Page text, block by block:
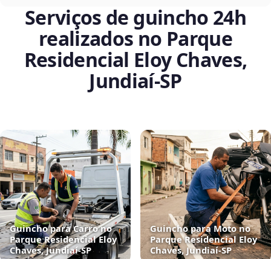
Serviços de guincho 24h
realizados no Parque
Residencial Eloy Chaves,
Jundiaí‑SP
Guincho para Carro no
Parque Residencial Eloy
Chaves, Jundiaí‑SP
Guincho para Moto no
Parque Residencial Eloy
Chaves, Jundiaí‑SP